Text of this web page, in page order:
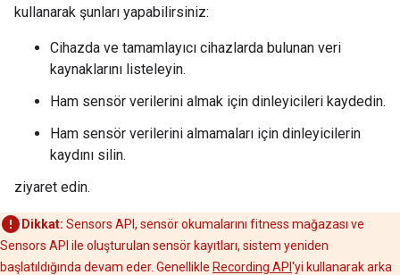
kullanarak şunları yapabilirsiniz:
Cihazda ve tamamlayıcı cihazlarda bulunan veri
kaynaklarını listeleyin.
Ham sensör verilerini almak için dinleyicileri kaydedin.
Ham sensör verilerini almamaları için dinleyicilerin
kaydını silin.
ziyaret edin.
Dikkat: Sensors API, sensör okumalarını fitness mağazası ve
Sensors API ile oluşturulan sensör kayıtları, sistem yeniden
başlatıldığında devam eder. Genellikle Recording API 'yi kullanarak arka